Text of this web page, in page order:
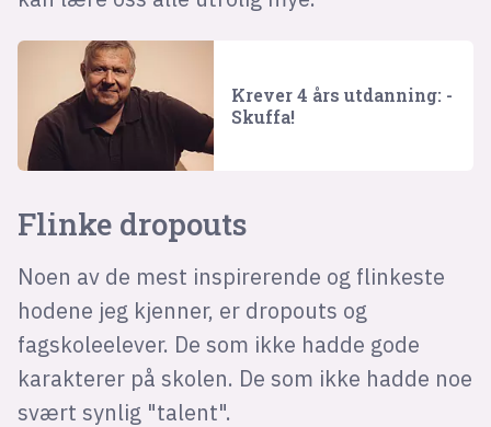
Krever 4 års utdanning: -
Skuffa!
Flinke dropouts
Noen av de mest inspirerende og flinkeste
hodene jeg kjenner, er dropouts og
fagskoleelever. De som ikke hadde gode
karakterer på skolen. De som ikke hadde noe
svært synlig "talent".